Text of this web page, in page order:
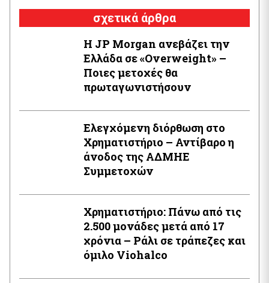
σχετικά άρθρα
Η JP Morgan ανεβάζει την
Ελλάδα σε «Overweight» –
Ποιες μετοχές θα
πρωταγωνιστήσουν
Ελεγχόμενη διόρθωση στο
Χρηματιστήριο – Αντίβαρο η
άνοδος της ΑΔΜΗΕ
Συμμετοχών
Χρηματιστήριο: Πάνω από τις
2.500 μονάδες μετά από 17
χρόνια – Ράλι σε τράπεζες και
όμιλο Viohalco